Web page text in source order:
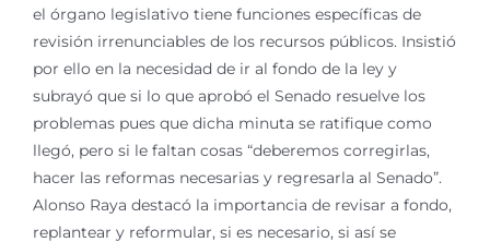
el órgano legislativo tiene funciones específicas de
revisión irrenunciables de los recursos públicos. Insistió
por ello en la necesidad de ir al fondo de la ley y
subrayó que si lo que aprobó el Senado resuelve los
problemas pues que dicha minuta se ratifique como
llegó, pero si le faltan cosas “deberemos corregirlas,
hacer las reformas necesarias y regresarla al Senado”.
Alonso Raya destacó la importancia de revisar a fondo,
replantear y reformular, si es necesario, si así se